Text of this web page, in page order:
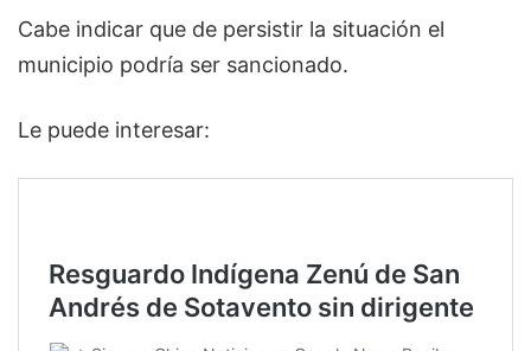
Cabe indicar que de persistir la situación el
municipio podría ser sancionado.
Le puede interesar: